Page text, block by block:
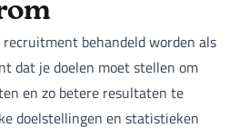
behandeld worden als
dat je doelen moet stellen om
en zo betere resultaten te
doelstellingen en statistieken